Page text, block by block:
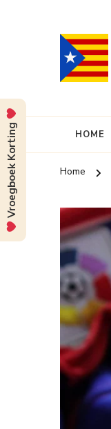
HOME
Home
Vroegboek Korting